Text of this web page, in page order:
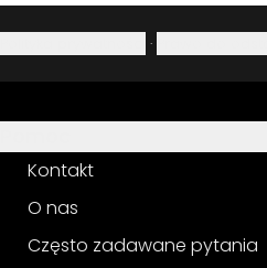
·
Kontakt
O nas
Często zadawane pytania